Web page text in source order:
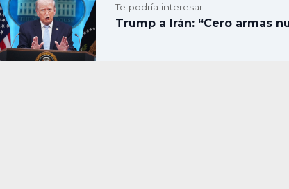
Te podría interesar:
Trump a Irán: “Cero armas